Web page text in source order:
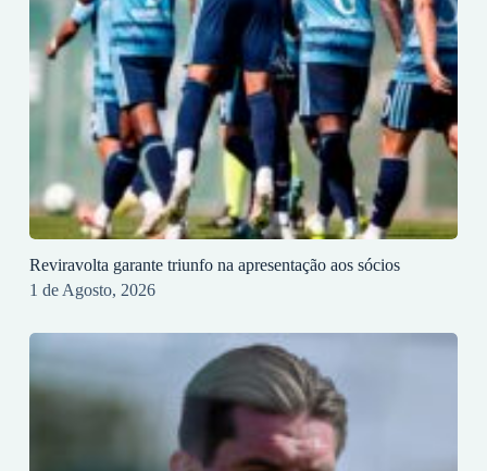
Reviravolta garante triunfo na apresentação aos sócios
1 de Agosto, 2026